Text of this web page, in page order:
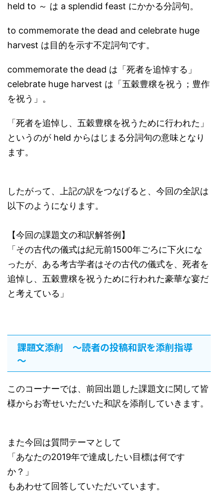
held to ～ は a splendid feast にかかる分詞句。
to commemorate the dead and celebrate huge
harvest は目的を示す不定詞句です。
commemorate the dead は「死者を追悼する」
celebrate huge harvest は「五穀豊穣を祝う；豊作
を祝う」。
「死者を追悼し、五穀豊穣を祝うために行われた」
というのが held からはじまる分詞句の意味となり
ます。
したがって、上記の訳をつなげると、今回の全訳は
以下のようになります。
【今回の課題文の和訳解答例】
「その古代の儀式は紀元前1500年ごろに下火にな
ったが、ある考古学者はその古代の儀式を、死者を
追悼し、五穀豊穣を祝うために行われた豪華な宴だ
と考えている」
課題文添削 ～読者の投稿和訳を添削指導
～
このコーナーでは、前回出題した課題文に関して皆
様からお寄せいただいた和訳を添削していきます。
また今回は質問テーマとして
「あなたの2019年で達成したい目標は何です
か？」
もあわせて回答していただいています。